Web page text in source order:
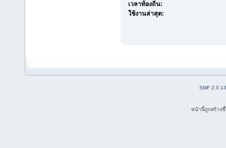
เวลาท้องถิ่น:
ใช้งานล่าสุด:
SMF 2.0.13
หน้านี้ถูกสร้าง